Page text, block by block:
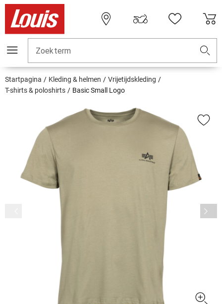
Zoekterm
Startpagina Kleding & helmen
Vrijetijdskleding
T-shirts & poloshirts
Basic Small Logo